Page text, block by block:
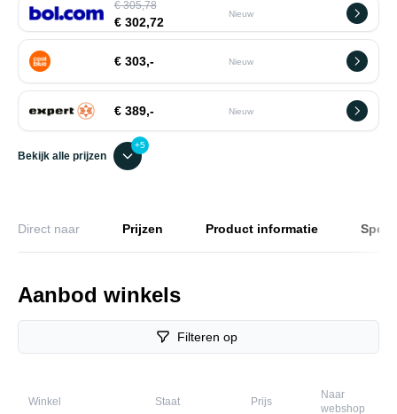
€ 305,78
€ 302,72
Nieuw
€ 303,- Nieuw
€ 389,- Nieuw
Bekijk alle prijzen
+5
Direct naar Prijzen Product informatie
Aanbod winkels
Filteren op
Winkel Staat Prijs
Naar
webshop